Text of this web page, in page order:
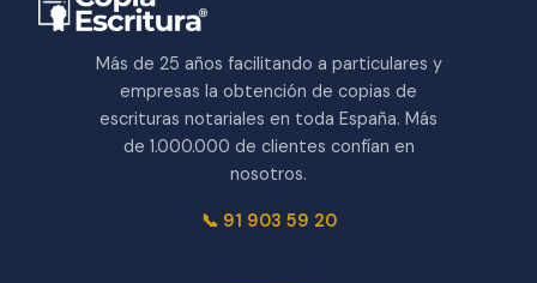
Más de 25 años facilitando a particulares y
empresas la obtención de copias de
escrituras notariales en toda España. Más
de 1.000.000 de clientes confían en
nosotros.
📞 91 903 59 20